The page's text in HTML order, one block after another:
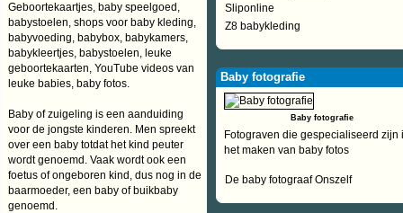
Geboortekaartjes, baby speelgoed,
babystoelen, shops voor baby kleding,
babyvoeding, babybox, babykamers,
babykleertjes, babystoelen, leuke
geboortekaarten, YouTube videos van
leuke babies, baby fotos.
Baby of zuigeling is een aanduiding
voor de jongste kinderen. Men spreekt
over een baby totdat het kind peuter
wordt genoemd. Vaak wordt ook een
foetus of ongeboren kind, dus nog in de
baarmoeder, een baby of buikbaby
genoemd.
Sliponline
Z8 babykleding
Baby fotografie
Baby fotografie
Fotograven die gespecialiseerd zijn
het maken van baby fotos
De baby fotograaf Onszelf